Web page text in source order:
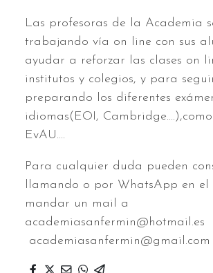
Las profesoras de la Academia
trabajando vía on line con sus
ayudar a reforzar las clases on
institutos y colegios, y para
preparando los diferentes
idiomas(EOI, Cambridge....),como
EvAU....
Para cualquier duda pueden
llamando o por WhatsApp en el
mandar un mail a
academiasanfermin@gmail.com